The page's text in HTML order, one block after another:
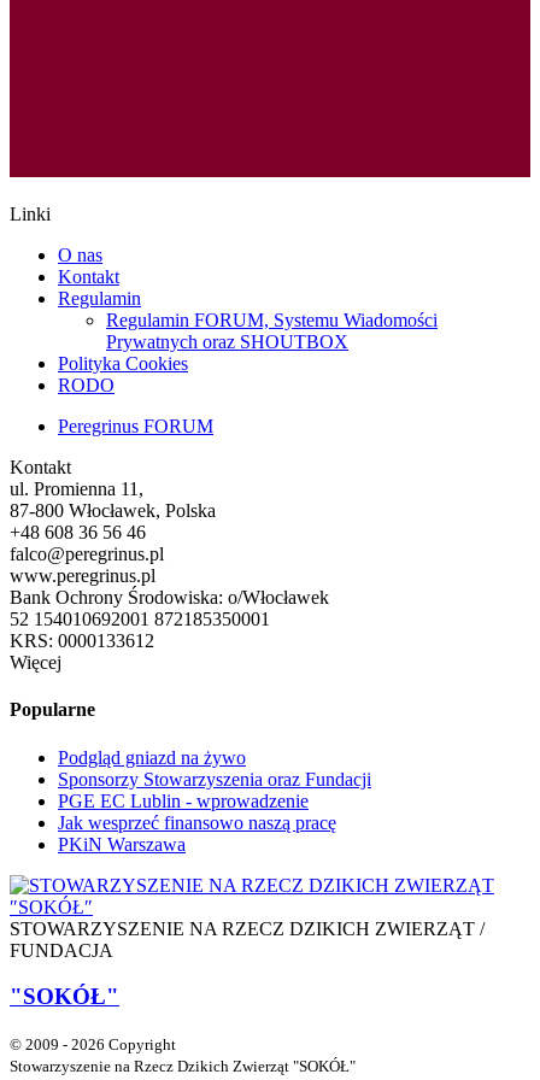
Linki
O nas
Kontakt
Regulamin
Regulamin FORUM, Systemu Wiadomości
Prywatnych oraz SHOUTBOX
Polityka Cookies
RODO
Peregrinus FORUM
Kontakt
ul. Promienna 11,
87-800 Włocławek, Polska
+48 608 36 56 46
falco@peregrinus.pl
www.peregrinus.pl
Bank Ochrony Środowiska: o/Włocławek
52 154010692001 872185350001
KRS: 0000133612
Więcej
Popularne
Podgląd gniazd na żywo
Sponsorzy Stowarzyszenia oraz Fundacji
PGE EC Lublin - wprowadzenie
Jak wesprzeć finansowo naszą pracę
PKiN Warszawa
STOWARZYSZENIE NA RZECZ DZIKICH ZWIERZĄT /
FUNDACJA
"SOKÓŁ"
© 2009 - 2026 Copyright
Stowarzyszenie na Rzecz Dzikich Zwierząt "SOKÓŁ"